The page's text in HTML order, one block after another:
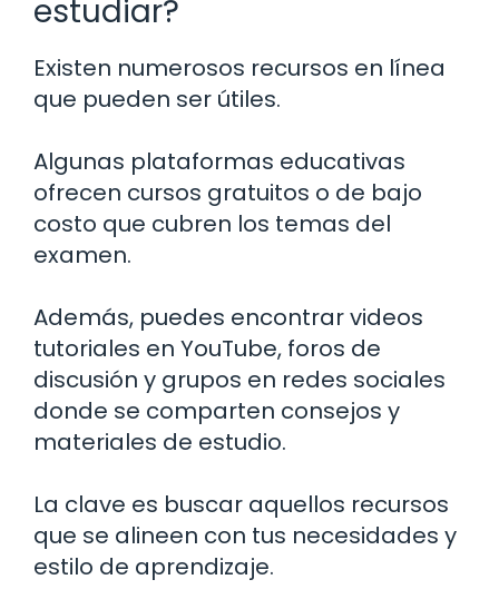
estudiar?
Existen numerosos recursos en línea
que pueden ser útiles.
Algunas plataformas educativas
ofrecen cursos gratuitos o de bajo
costo que cubren los temas del
examen.
Además, puedes encontrar videos
tutoriales en YouTube, foros de
discusión y grupos en redes sociales
donde se comparten consejos y
materiales de estudio.
La clave es buscar aquellos recursos
que se alineen con tus necesidades y
estilo de aprendizaje.